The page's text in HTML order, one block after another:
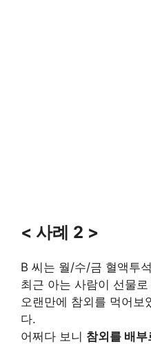
< 사례 2 >
B 씨는 월/수/금 혈액투
최근 아는 사람이 선물
오랜만에 참외를 먹어보
다.
어쩌다 보니 참외를 배